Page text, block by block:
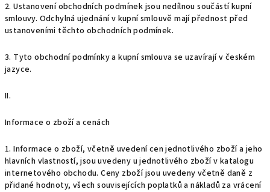
2. Ustanovení obchodních podmínek jsou nedílnou součástí kupní
smlouvy. Odchylná ujednání v kupní smlouvě mají přednost před
ustanoveními těchto obchodních podmínek.
3. Tyto obchodní podmínky a kupní smlouva se uzavírají v českém
jazyce.
II.
Informace o zboží a cenách
1. Informace o zboží, včetně uvedení cen jednotlivého zboží a jeho
hlavních vlastností, jsou uvedeny u jednotlivého zboží v katalogu
internetového obchodu. Ceny zboží jsou uvedeny včetně daně z
přidané hodnoty, všech souvisejících poplatků a nákladů za vrácení